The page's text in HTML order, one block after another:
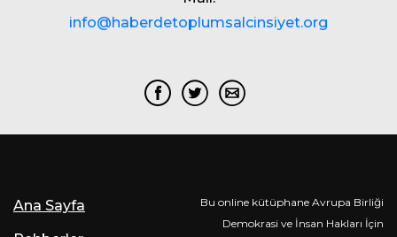
info@haberdetoplumsalcinsiyet.org
Ana Sayfa
Bu online kütüphane Avrupa Birliği
Demokrasi ve İnsan Hakları İçin